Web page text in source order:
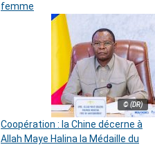
femme
© (DR)
Coopération : la Chine décerne à
Allah Maye Halina la Médaille du